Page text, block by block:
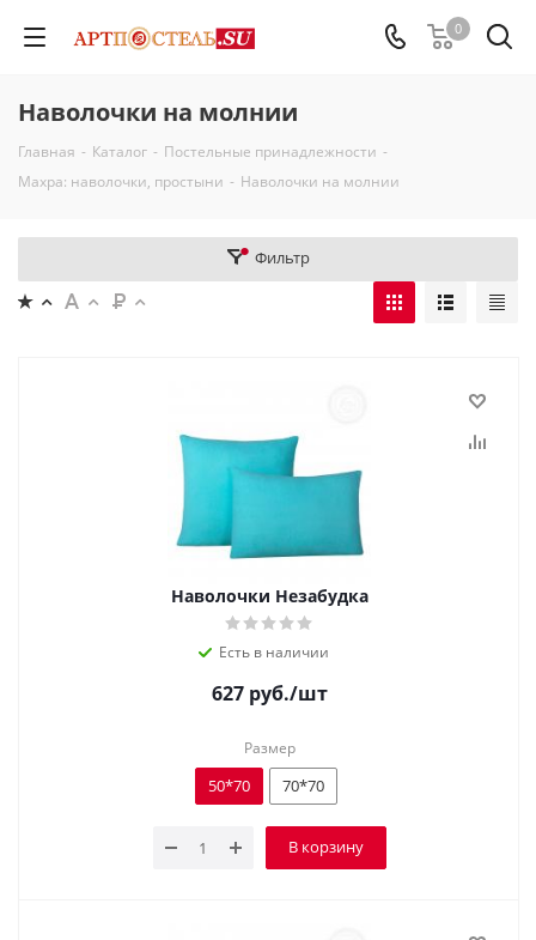
0
Наволочки на молнии
Главная - Каталог - Постельные принадлежности -
Махра: наволочки, простыни - Наволочки на молнии
Фильтр
Наволочки Незабудка
Есть в наличии
627руб./шт
Размер
50*70 70*70
В корзину